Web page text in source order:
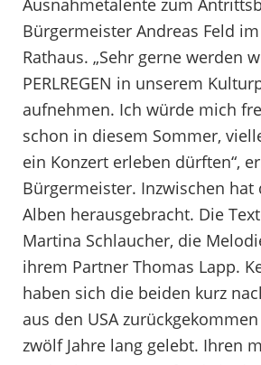
Bürgermeister Andreas Feld
Rathaus. „Sehr gerne werden
PERLREGEN in unserem
aufnehmen. Ich würde mich
schon in diesem Sommer,
ein Konzert erleben dürften“,
Bürgermeister. Inzwischen hat
Alben herausgebracht. Die
Martina Schlaucher, die
ihrem Partner Thomas Lapp.
haben sich die beiden kurz
aus den USA
zwölf Jahre lang gelebt. Ihren